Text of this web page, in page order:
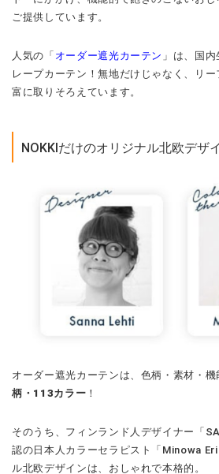
ご提供しています。
人気の「 オーダー遮光カーテン 」は、国
レープカーテン！無地だけじゃなく、リ
富に取りそろえています。
NOKKIだけのオリジナル北欧デザ
オーダー遮光カーテンは、色柄・素材・
柄・113カラー ！
そのうち、フィンランド人デザイナー「
認の日本人カラーセラピスト「Minowa
ル北欧デザインは、おしゃれで本格的。